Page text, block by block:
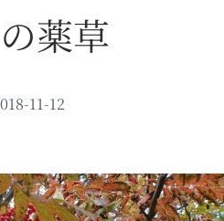
薬草
11-12